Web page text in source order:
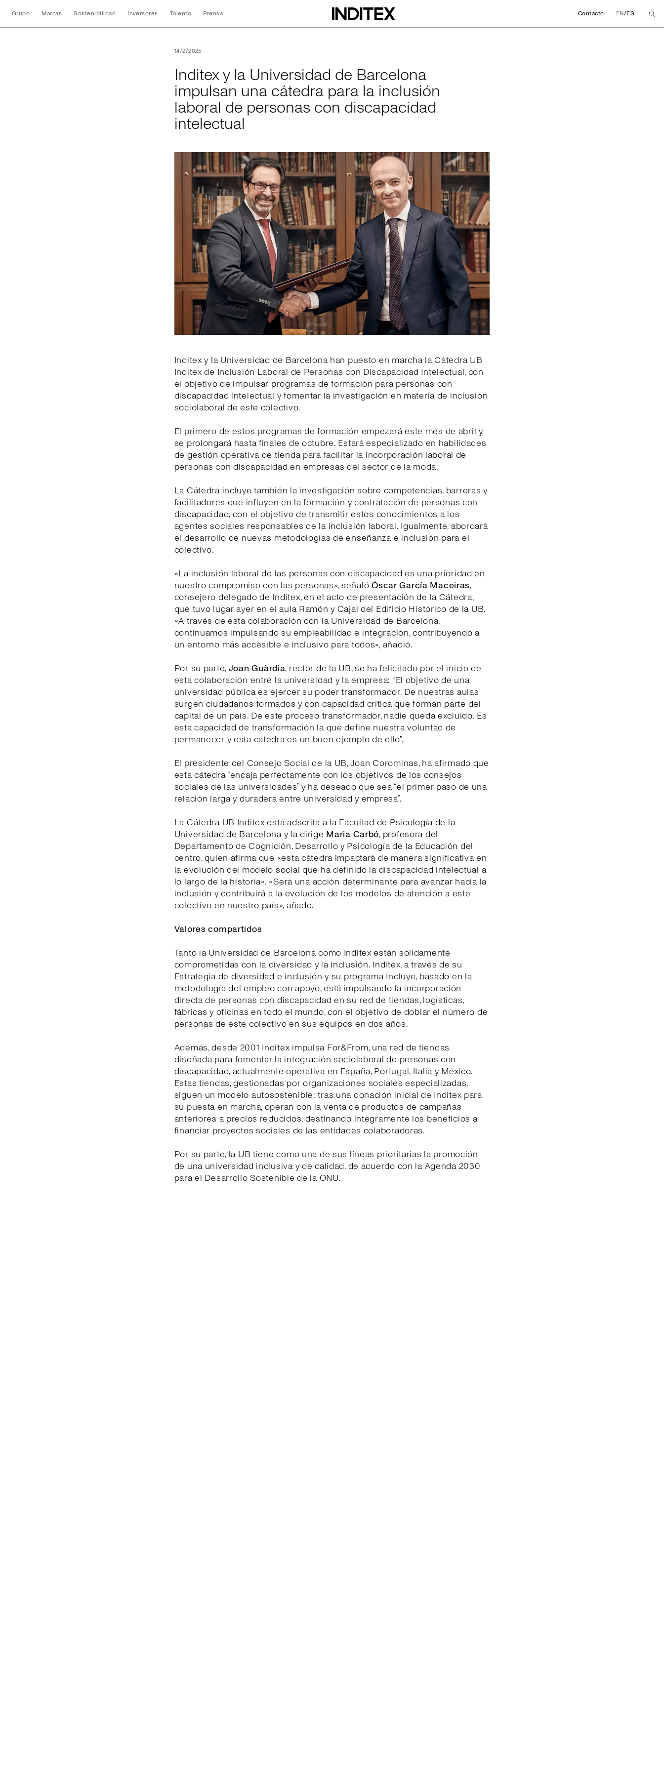
Grupo Marcas Sostenibilidad Inversores Talento Prensa Contacto EN/ES
Inditex y la Universidad de Barcelona impulsan una
14/2/2025
Inditex y la Universidad de Barcelona
impulsan una cátedra para la inclusión
laboral de personas con discapacidad
intelectual
Inditex y la Universidad de Barcelona han puesto en marcha la Cátedra UB
Inditex de Inclusión Laboral de Personas con Discapacidad Intelectual, con
el objetivo de impulsar programas de formación para personas con
discapacidad intelectual y fomentar la investigación en materia de inclusión
sociolaboral de este colectivo.
El primero de estos programas de formación empezará este mes de abril y
se prolongará hasta finales de octubre. Estará especializado en habilidades
de gestión operativa de tienda para facilitar la incorporación laboral de
personas con discapacidad en empresas del sector de la moda.
La Cátedra incluye también la investigación sobre competencias, barreras y
facilitadores que influyen en la formación y contratación de personas con
discapacidad, con el objetivo de transmitir estos conocimientos a los
agentes sociales responsables de la inclusión laboral. Igualmente, abordará
el desarrollo de nuevas metodologías de enseñanza e inclusión para el
colectivo.
«La inclusión laboral de las personas con discapacidad es una prioridad en
nuestro compromiso con las personas», señalóÓscar García Maceiras,
consejero delegado de Inditex, en el acto de presentación de la Cátedra,
que tuvo lugar ayer en el aula Ramón y Cajal del Edificio Histórico de la UB.
«A través de esta colaboración con la Universidad de Barcelona,
continuamos impulsando su empleabilidad e integración, contribuyendo a
un entorno más accesible e inclusivo para todos», añadió.
Por su parte, Joan Guàrdia, rector de la UB, se ha felicitado por el inicio de
esta colaboración entre la universidad y la empresa: “El objetivo de una
universidad pública es ejercer su poder transformador. De nuestras aulas
surgen ciudadanos formados y con capacidad crítica que forman parte del
capital de un país. De este proceso transformador, nadie queda excluido. Es
esta capacidad de transformación la que define nuestra voluntad de
permanecer y esta cátedra es un buen ejemplo de ello”.
El presidente del Consejo Social de la UB, Joan Corominas, ha afirmado que
esta cátedra “encaja perfectamente con los objetivos de los consejos
sociales de las universidades” y ha deseado que sea “el primer paso de una
relación larga y duradera entre universidad y empresa”.
La Cátedra UB Inditex está adscrita a la Facultad de Psicología de la
Universidad de Barcelona y la dirige Maria Carbó, profesora del
Departamento de Cognición, Desarrollo y Psicología de la Educación del
centro, quien afirma que «esta cátedra impactará de manera significativa en
la evolución del modelo social que ha definido la discapacidad intelectual a
lo largo de la historia». «Será una acción determinante para avanzar hacia la
inclusión y contribuirá a la evolución de los modelos de atención a este
colectivo en nuestro país», añade.
Valores compartidos
Tanto la Universidad de Barcelona como Inditex están sólidamente
comprometidas con la diversidad y la inclusión. Inditex, a través de su
Estrategia de diversidad e inclusión y su programa Incluye, basado en la
metodología del empleo con apoyo, está impulsando la incorporación
directa de personas con discapacidad en su red de tiendas, logísticas,
fábricas y oficinas en todo el mundo, con el objetivo de doblar el número de
personas de este colectivo en sus equipos en dos años.
Además, desde 2001 Inditex impulsa For&From, una red de tiendas
diseñada para fomentar la integración sociolaboral de personas con
discapacidad, actualmente operativa en España, Portugal, Italia y México.
Estas tiendas, gestionadas por organizaciones sociales especializadas,
siguen un modelo autosostenible: tras una donación inicial de Inditex para
su puesta en marcha, operan con la venta de productos de campañas
anteriores a precios reducidos, destinando íntegramente los beneficios a
financiar proyectos sociales de las entidades colaboradoras.
Por su parte, la UB tiene como una de sus líneas prioritarias la promoción
de una universidad inclusiva y de calidad, de acuerdo con la Agenda 2030
para el Desarrollo Sostenible de la ONU.